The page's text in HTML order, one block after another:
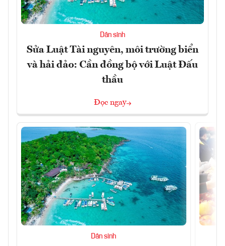
Dân sinh
Sửa Luật Tài nguyên, môi trường biển
và hải đảo: Cần đồng bộ với Luật Đấu
thầu
Đọc ngay
Dân sinh